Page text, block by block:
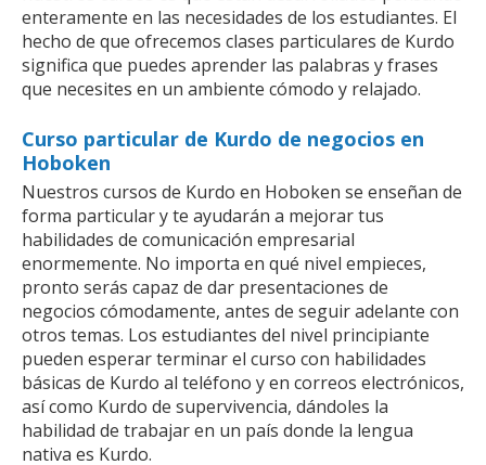
enteramente en las necesidades de los estudiantes. El
hecho de que ofrecemos clases particulares de Kurdo
significa que puedes aprender las palabras y frases
que necesites en un ambiente cómodo y relajado.
Curso particular de Kurdo de negocios en
Hoboken
Nuestros cursos de Kurdo en Hoboken se enseñan de
forma particular y te ayudarán a mejorar tus
habilidades de comunicación empresarial
enormemente. No importa en qué nivel empieces,
pronto serás capaz de dar presentaciones de
negocios cómodamente, antes de seguir adelante con
otros temas. Los estudiantes del nivel principiante
pueden esperar terminar el curso con habilidades
básicas de Kurdo al teléfono y en correos electrónicos,
así como Kurdo de supervivencia, dándoles la
habilidad de trabajar en un país donde la lengua
nativa es Kurdo.